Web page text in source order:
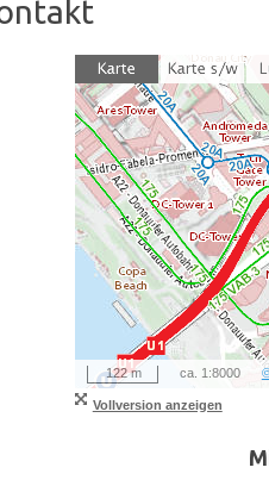
122 m ca. 1:8000
Vollversion anzeigen